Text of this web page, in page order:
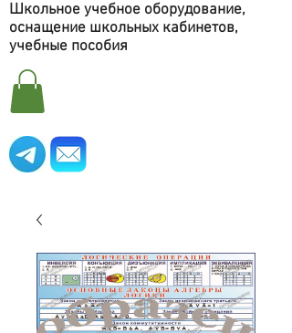
Школьное учебное оборудование,
оснащение школьных кабинетов,
учебные пособия